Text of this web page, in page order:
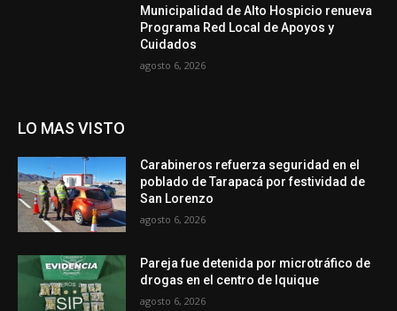
Municipalidad de Alto Hospicio renueva
Programa Red Local de Apoyos y
Cuidados
agosto 6, 2026
LO MAS VISTO
Carabineros refuerza seguridad en el
poblado de Tarapacá por festividad de
San Lorenzo
agosto 6, 2026
Pareja fue detenida por microtráfico de
drogas en el centro de Iquique
agosto 6, 2026